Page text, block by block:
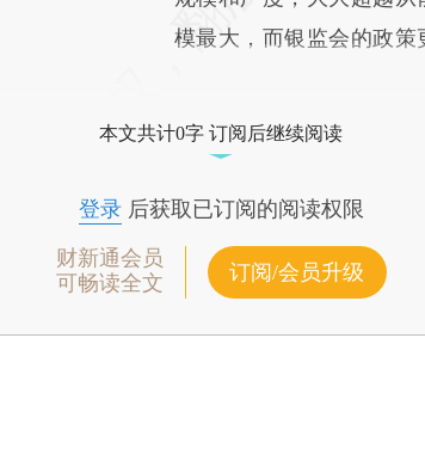
模最大，而银监会的政策
本文共计0字 订阅后继续阅读
登录后获取已订阅的阅读权限
财新通会员
可畅读全文
订阅/会员升级